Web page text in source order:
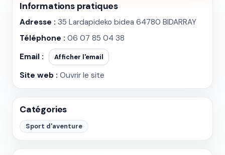
Informations pratiques
Adresse : 35 Lardapideko bidea 64780 BIDARRAY
Téléphone : 06 07 85 04 38
Email :
Afficher l'email
Site web : Ouvrir le site
Catégories
Sport d'aventure